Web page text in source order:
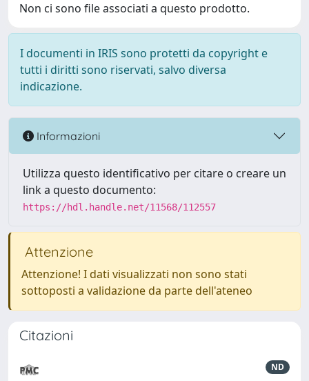
Non ci sono file associati a questo prodotto.
I documenti in IRIS sono protetti da copyright e
tutti i diritti sono riservati, salvo diversa
indicazione.
Informazioni
Utilizza questo identificativo per citare o creare un
link a questo documento:
https://hdl.handle.net/11568/112557
Attenzione
Attenzione! I dati visualizzati non sono stati
sottoposti a validazione da parte dell'ateneo
Citazioni
ND